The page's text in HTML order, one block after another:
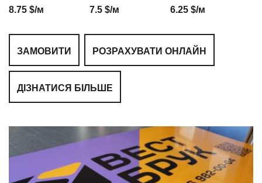
8.75 $/м
7.5 $/м
6.25 $/м
ЗАМОВИТИ РОЗРАХУВАТИ ОНЛАЙН
ДІЗНАТИСЯ БІЛЬШЕ